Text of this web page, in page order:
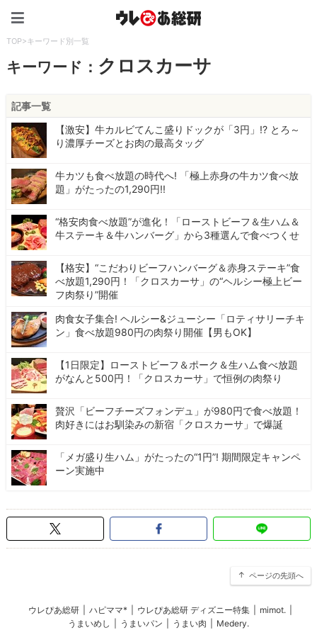
TOP>キーワード別一覧
キーワード： クロスカーサ
記事一覧
【激安】牛カルビてんこ盛りドックが「3円」!? とろ～
り濃厚チーズとお肉の最高タッグ
牛カツも食べ放題の時代へ! 「極上赤身の牛カツ食べ放
題」がたったの1,290円!!
“格安肉食べ放題”が進化！「ローストビーフ＆生ハム＆
牛ステーキ＆牛ハンバーグ」から3種選んで食べつくせ
【格安】“こだわりビーフハンバーグ＆赤身ステーキ”食
べ放題1,290円！「クロスカーサ」の“ヘルシー極上ビー
フ肉祭り”開催
肉食女子集合! ヘルシー&ジューシー「ロティサリーチキ
ン」食べ放題980円の肉祭り開催【男もOK】
【1日限定】ローストビーフ＆ポーク＆生ハム食べ放題
がなんと500円！「クロスカーサ」で恒例の肉祭り
贅沢「ビーフチーズフォンデュ」が980円で食べ放題！
肉好きにはお馴染みの新宿「クロスカーサ」で爆誕
「メガ盛り生ハム」がたったの“1円”! 期間限定キャンペ
ーン実施中
ページの先頭へ
ウレぴあ総研 ハピママ* ウレぴあ総研 ディズニー特集 mimot.
うまいめし
うまいパン うまい肉 Medery.